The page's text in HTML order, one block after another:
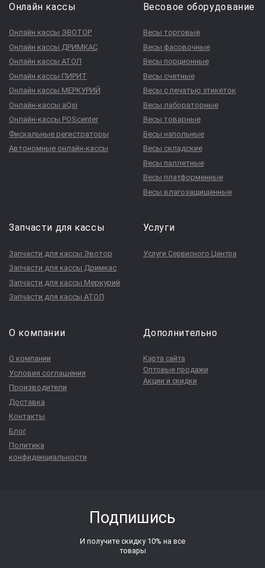
Онлайн кассы
Онлайн кассы ЭВОТОР
Онлайн кассы ДРИМКАС
Онлайн кассы АТОЛ
Онлайн кассы ПИРИТ
Онлайн кассы МЕРКУРИЙ
Онлайн-кассы aQsi
Онлайн-кассы POScenter
Фискальные регистраторы
Автономные онлайн-кассы
Весовое оборудование
Весы торговые
Весы фасовочные
Весы порционные
Весы счетные
Весы с печатью этикеток
Весы лабораторные
Весы товарные
Весы напольные
Весы складские
Весы паллетные
Весы платформенные
Весы влагозащищенные
Запчасти для кассы
Запчасти для кассы Эвотор
Запчасти для кассы Дримкас
Запчасти для кассы Меркурий
Запчасти для кассы АТОЛ
Услуги
Услуги Сервисного Центра
О компании
О компании
Условия соглашения
Производители
Доставка
Контакты
Блог
Политика
конфиденциальности
Дополнительно
Карта сайта
Оптовые продажи
Акции и скидки
Подпишись
И получите скидку 10% на все
товары